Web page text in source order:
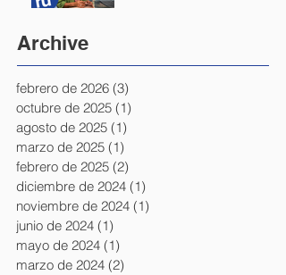
Archive
febrero de 2026 (3)
octubre de 2025 (1)
agosto de 2025 (1)
marzo de 2025 (1)
febrero de 2025 (2)
diciembre de 2024 (1)
noviembre de 2024 (1)
junio de 2024 (1)
mayo de 2024 (1)
marzo de 2024 (2)